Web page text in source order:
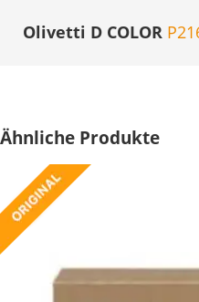
Olivetti D COLOR
Ähnliche Produkte